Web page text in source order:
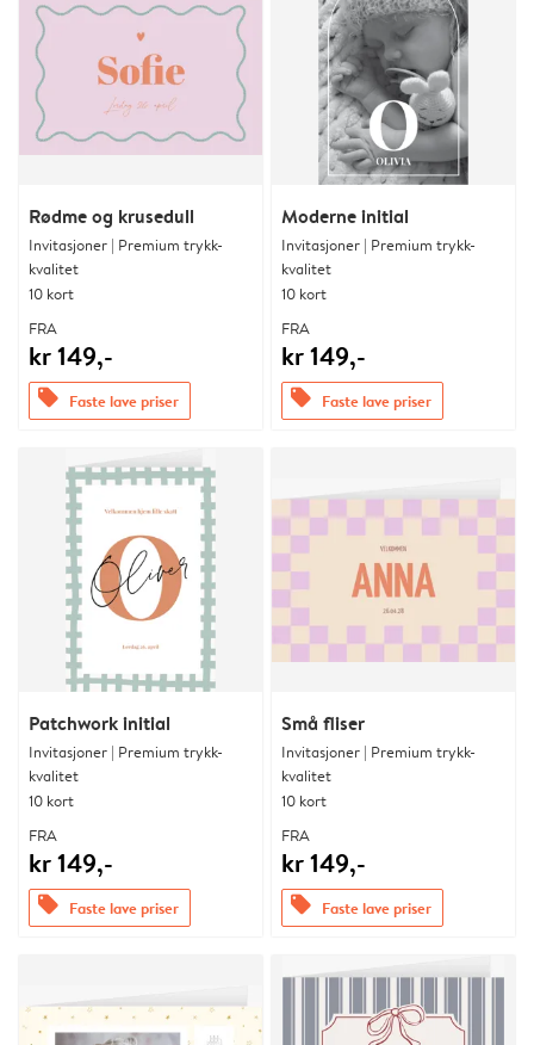
Rødme og krusedull
Invitasjoner | Premium trykk-
kvalitet
10 kort
FRA
kr 149,-
offers Faste lave priser
Moderne initial
Invitasjoner | Premium trykk-
kvalitet
10 kort
FRA
kr 149,-
offers Faste lave priser
Patchwork initial
Invitasjoner | Premium trykk-
kvalitet
10 kort
FRA
kr 149,-
offers Faste lave priser
Små fliser
Invitasjoner | Premium trykk-
kvalitet
10 kort
FRA
kr 149,-
offers Faste lave priser